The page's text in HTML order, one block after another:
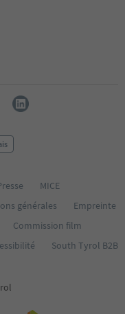
MICE
générales
Empreinte
Commission film
South Tyrol B2B